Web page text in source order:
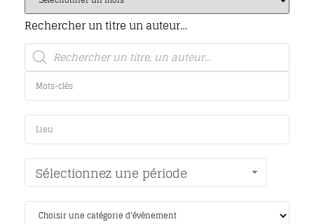
Rechercher un titre un auteur…
Sélectionnez une période